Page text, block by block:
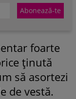
foarte
ţinută
să asortezi
de vestă.